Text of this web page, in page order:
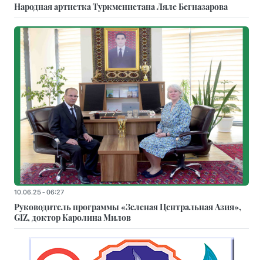
Народная артистка Туркменистана Ляле Бегназарова
10.06.25 - 06:27
Руководитель программы «Зеленая Центральная Азия»,
GIZ, доктор Каролина Милов